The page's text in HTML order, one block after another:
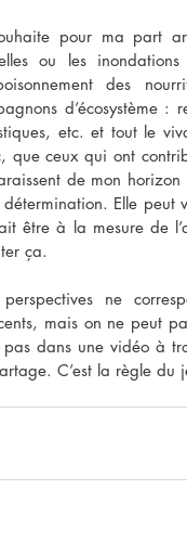
pour ma part
ou les
des
d’écosystème
etc. et tout le
que ceux qui ont
de mon
détermination. Elle peut
être à la mesure de
ça.
ne
mais on ne peut
pas dans une vidéo à
C’est la règle du